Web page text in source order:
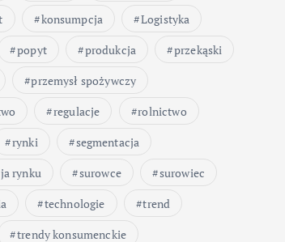
konsumpcja
Logistyka
popyt produkcja
przekąski
przemysł spożywczy
regulacje
rolnictwo
rynki
segmentacja
rynku
surowce
surowiec
technologie
trend
trendy konsumenckie